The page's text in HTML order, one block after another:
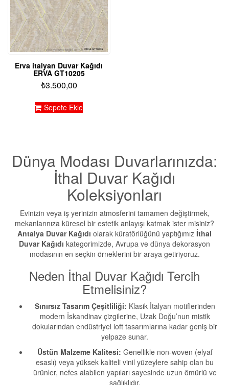
Erva italyan Duvar Kağıdı
ERVA GT10205
₺3.500,00
Sepete Ekle
Dünya Modası Duvarlarınızda:
İthal Duvar Kağıdı
Koleksiyonları
Evinizin veya iş yerinizin atmosferini tamamen değiştirmek,
mekanlarınıza küresel bir estetik anlayışı katmak ister misiniz?
Antalya Duvar Kağıdı olarak küratörlüğünü yaptığımız İthal
Duvar Kağıdı kategorimizde, Avrupa ve dünya dekorasyon
modasının en seçkin örneklerini bir araya getiriyoruz.
Neden İthal Duvar Kağıdı Tercih
Etmelisiniz?
Sınırsız Tasarım Çeşitliliği: Klasik İtalyan motiflerinden
modern İskandinav çizgilerine, Uzak Doğu’nun mistik
dokularından endüstriyel loft tasarımlarına kadar geniş bir
yelpaze sunar.
Üstün Malzeme Kalitesi: Genellikle non-woven (elyaf
esaslı) veya yüksek kaliteli vinil yüzeylere sahip olan bu
ürünler, nefes alabilen yapıları sayesinde uzun ömürlü ve
sağlıklıdır.